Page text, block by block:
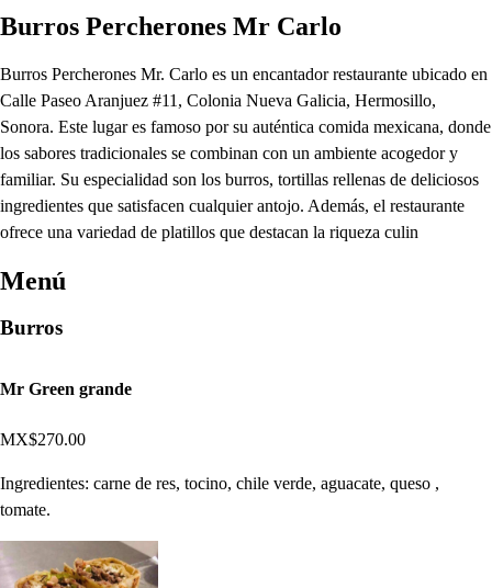
Burros Percherones Mr Carlo
Burros Percherones Mr. Carlo es un encantador restaurante ubicado en
Calle Paseo Aranjuez #11, Colonia Nueva Galicia, Hermosillo,
Sonora. Este lugar es famoso por su auténtica comida mexicana, donde
los sabores tradicionales se combinan con un ambiente acogedor y
familiar. Su especialidad son los burros, tortillas rellenas de deliciosos
ingredientes que satisfacen cualquier antojo. Además, el restaurante
ofrece una variedad de platillos que destacan la riqueza culin
Menú
Burros
Mr Green grande
MX$270.00
Ingredientes: carne de res, tocino, chile verde, aguacate, queso ,
tomate.